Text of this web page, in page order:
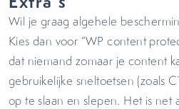
Wil je graag algehele
Kies dan voor “WP content
dat niemand zomaar je content
gebruikelijke sneltoetsen (zoals
op te slaan en slepen. Het is net